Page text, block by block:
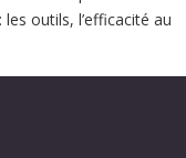
outils, l’efficacité au